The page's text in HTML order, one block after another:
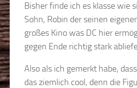
Bisher finde ich es klasse wie
Sohn, Robin der seinen
großes Kino was DC hier
gegen Ende richtig stark
Also als ich gemerkt habe,
das ziemlich cool, denn die